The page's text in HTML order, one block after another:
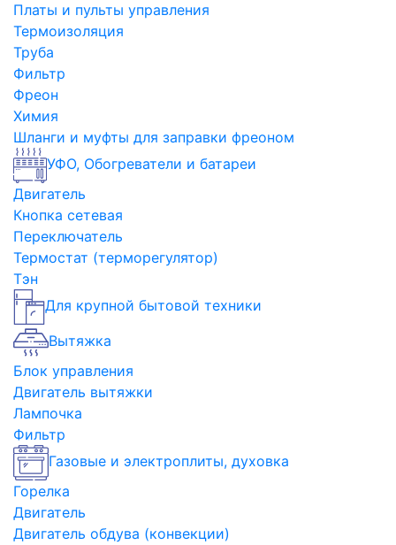
Платы и пульты управления
Термоизоляция
Труба
Фильтр
Фреон
Химия
Шланги и муфты для заправки фреоном
УФО, Обогреватели и батареи
Двигатель
Кнопка сетевая
Переключатель
Термостат (терморегулятор)
Тэн
Для крупной бытовой техники
Вытяжка
Блок управления
Двигатель вытяжки
Лампочка
Фильтр
Газовые и электроплиты, духовка
Горелка
Двигатель
Двигатель обдува (конвекции)